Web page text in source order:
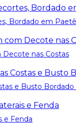
Bordado em
nas Costas
e Busto
e Fenda